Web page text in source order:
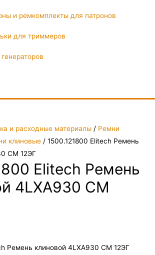
и ремкомплекты для патронов
для триммеров
и расходные материалы / Ремни
клиновые / 1500.121800 Elitech Ремень
СМ 12ЭГ
Elitech Ремень
4LXA930 СМ
Ремень клиновой 4LXA930 СМ 12ЭГ